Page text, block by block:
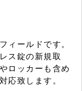
ィールドです。
ス錠の新規取
ロッカーも含め
応致します。